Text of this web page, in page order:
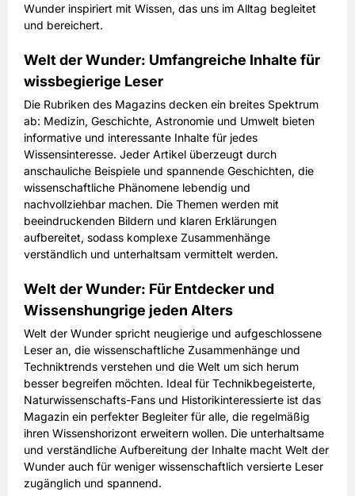
Wunder inspiriert mit Wissen, das uns im Alltag begleitet
und bereichert.
Welt der Wunder: Umfangreiche Inhalte für
wissbegierige Leser
Die Rubriken des Magazins decken ein breites Spektrum
ab: Medizin, Geschichte, Astronomie und Umwelt bieten
informative und interessante Inhalte für jedes
Wissensinteresse. Jeder Artikel überzeugt durch
anschauliche Beispiele und spannende Geschichten, die
wissenschaftliche Phänomene lebendig und
nachvollziehbar machen. Die Themen werden mit
beeindruckenden Bildern und klaren Erklärungen
aufbereitet, sodass komplexe Zusammenhänge
verständlich und unterhaltsam vermittelt werden.
Welt der Wunder: Für Entdecker und
Wissenshungrige jeden Alters
Welt der Wunder spricht neugierige und aufgeschlossene
Leser an, die wissenschaftliche Zusammenhänge und
Techniktrends verstehen und die Welt um sich herum
besser begreifen möchten. Ideal für Technikbegeisterte,
Naturwissenschafts-Fans und Historikinteressierte ist das
Magazin ein perfekter Begleiter für alle, die regelmäßig
ihren Wissenshorizont erweitern wollen. Die unterhaltsame
und verständliche Aufbereitung der Inhalte macht Welt der
Wunder auch für weniger wissenschaftlich versierte Leser
zugänglich und spannend.